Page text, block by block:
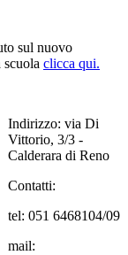
sul nuovo
scuola clicca qui.
Indirizzo: via Di
Vittorio, 3/3 -
Calderara di Reno
Contatti:
tel: 051 6468104/09
mail: